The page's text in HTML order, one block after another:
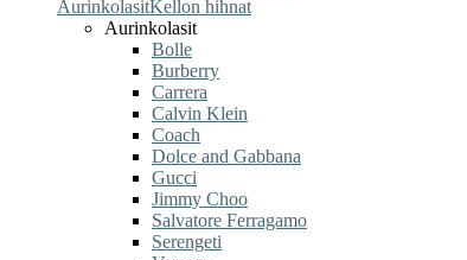
AurinkolasitKellon hihnat
Aurinkolasit
Bolle
Burberry
Carrera
Calvin Klein
Coach
Dolce and Gabbana
Gucci
Jimmy Choo
Salvatore Ferragamo
Serengeti